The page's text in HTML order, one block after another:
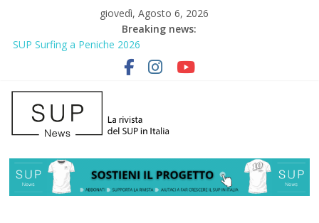
giovedì, Agosto 6, 2026
Breaking news:
2° Urban Sup Trophy: la regata solidale per lo IOR
SUP Surfing a Peniche 2026
AirSUP a Gallico: prima storica gara per Reggio Calabria
Gallico Paddle Fest 2026: sul lungomare di Gallico torna la festa
del SUP
Porto Selvaggio, a lezione di soccorso con la giornata della
prevenzione